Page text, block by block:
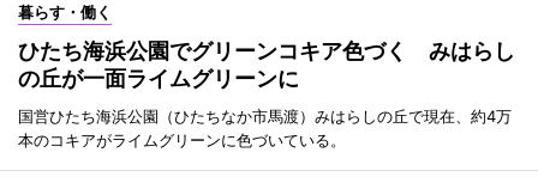
暮らす・働く
ひたち海浜公園でグリーンコキア色づく みはらし
の丘が一面ライムグリーンに
国営ひたち海浜公園（ひたちなか市馬渡）みはらしの丘で現在、約4万
本のコキアがライムグリーンに色づいている。